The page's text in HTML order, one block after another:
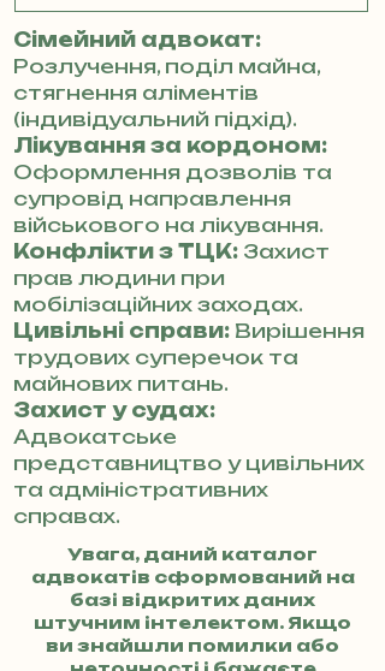
Сімейний адвокат:
Розлучення, поділ майна,
стягнення аліментів
(індивідуальний підхід).
Лікування за кордоном:
Оформлення дозволів та
супровід направлення
військового на лікування.
Конфлікти з ТЦК: Захист
прав людини при
мобілізаційних заходах.
Цивільні справи: Вирішення
трудових суперечок та
майнових питань.
Захист у судах:
Адвокатське
представництво у цивільних
та адміністративних
справах.
Увага, даний каталог
адвокатів сформований на
базі відкритих даних
штучним інтелектом. Якщо
ви знайшли помилки або